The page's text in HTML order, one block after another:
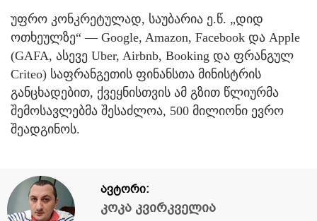
უფრო კონკრეტულად, საუბარია ე.წ. „დიდ
ოთხეულზე“ — Google, Amazon, Facebook და Apple
(GAFA, ასევე Uber, Airbnb, Booking და ფრანგულ
Criteo) საფრანგეთის ფინანსთა მინისტრის
განცხადებით, ქვეყნისთვის ამ გზით წლიურმა
შემოსავლებმა შესაძლოა, 500 მილიონი ევრო
შეადგინოს.
ავტორი:
კოკა კვირკველია